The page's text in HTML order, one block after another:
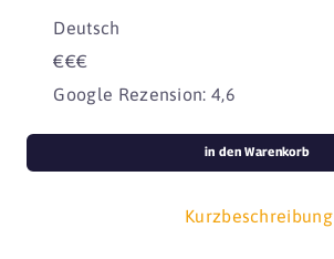
Deutsch
€€€
Google Rezension: 4,6
Kurzbeschreibung
in den Warenkorb